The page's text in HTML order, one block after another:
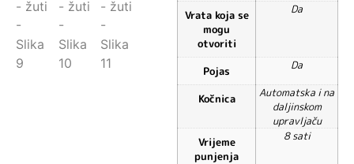
Vrata koja se
mogu
otvoriti
Da
Pojas Da
Kočnica
Automatska i na
daljinskom
upravljaču
Vrijeme
punjenja
8 sati